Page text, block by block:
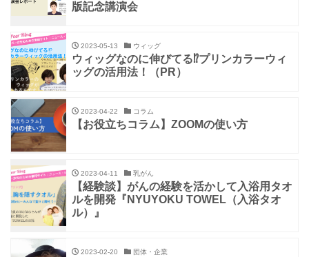
版記念講演会
2023-05-13 ウィッグ
ウィッグなのに伸びてる⁉プリンカラーウィ
ッグの活用法！（PR）
2023-04-22 コラム
【お役立ちコラム】ZOOMの使い方
2023-04-11 乳がん
【経験談】がんの経験を活かして入浴用タオ
ルを開発『NYUYOKU TOWEL（入浴タオ
ル）』
2023-02-20 団体・企業